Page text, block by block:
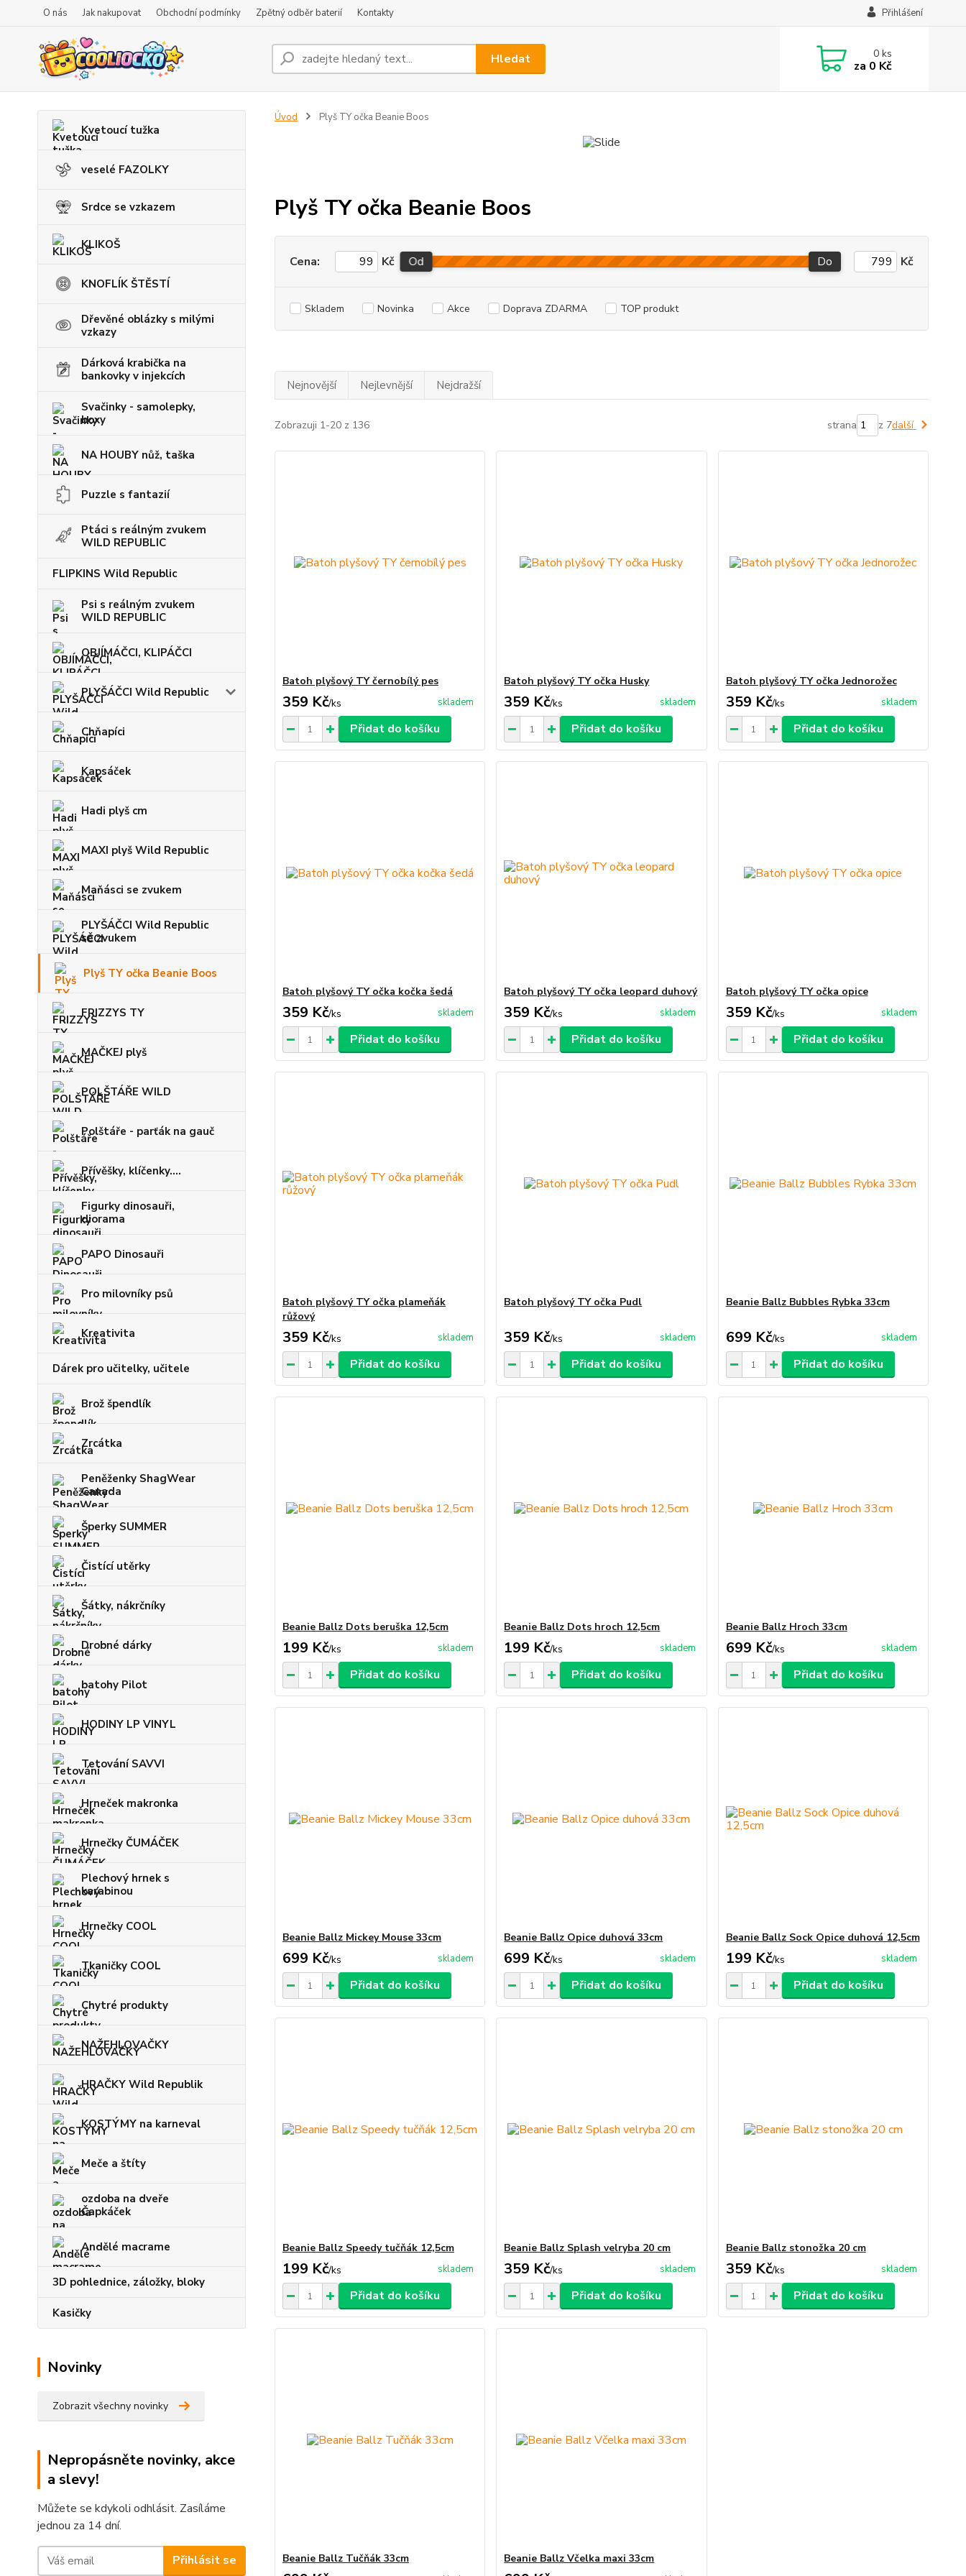
O nás Jak nakupovat Obchodní podmínky Zpětný odběr baterií Kontakty Přihlášení
Hledat 0ks
za 0 Kč
Kvetoucí tužka
veselé FAZOLKY
Srdce se vzkazem
KLIKOŠ
KNOFLÍK ŠTĚSTÍ
Dřevěné oblázky s milými
vzkazy
Dárková krabička na
bankovky v injekcích
Svačinky - samolepky,
boxy
NA HOUBY nůž, taška
Puzzle s fantazií
Ptáci s reálným zvukem
WILD REPUBLIC
FLIPKINS Wild Republic
Psi s reálným zvukem
WILD REPUBLIC
OBJÍMÁČCI, KLIPÁČCI
PLYŠÁČCI Wild Republic
Chňapíci
Kapsáček
Hadi plyš cm
MAXI plyš Wild Republic
Maňásci se zvukem
PLYŠÁČCI Wild Republic
se zvukem
Plyš TY očka Beanie Boos
FRIZZYS TY
MAČKEJ plyš
POLŠTÁŘE WILD
Polštáře - parťák na gauč
Přívěšky, klíčenky....
Figurky dinosauři,
diorama
PAPO Dinosauři
Pro milovníky psů
Kreativita
Dárek pro učitelky, učitele
Brož špendlík
Zrcátka
Peněženky ShagWear
Canada
Šperky SUMMER
Čistící utěrky
Šátky, nákrčníky
Drobné dárky
batohy Pilot
HODINY LP VINYL
Tetování SAVVI
Hrneček makronka
Hrnečky ČUMÁČEK
Plechový hrnek s
karabinou
Hrnečky COOL
Tkaničky COOL
Chytré produkty
NAŽEHLOVAČKY
HRAČKY Wild Republik
KOSTÝMY na karneval
Meče a štíty
ozdoba na dveře
Čapkáček
Andělé macrame
3D pohlednice, záložky, bloky
Kasičky
Novinky
Zobrazit všechny novinky
Nepropásněte novinky, akce
a slevy!
Můžete se kdykoli odhlásit. Zasíláme
jednou za 14 dní.
Přihlásit se
Úvod Plyš TY očka Beanie Boos
Plyš TY očka Beanie Boos
Cena: Kč Od Do Kč
Skladem Novinka Akce Doprava ZDARMA TOP produkt
Nejnovější Nejlevnější Nejdražší
Zobrazuji 1-20 z 136 strana z 7další
Batoh plyšový TY černobílý pes
359 Kč/ks skladem
Přidat do košíku
Batoh plyšový TY očka Husky
359 Kč/ks skladem
Přidat do košíku
Batoh plyšový TY očka Jednorožec
359 Kč/ks skladem
Přidat do košíku
Batoh plyšový TY očka kočka šedá
359 Kč/ks skladem
Přidat do košíku
Batoh plyšový TY očka leopard duhový
359 Kč/ks skladem
Přidat do košíku
Batoh plyšový TY očka opice
359 Kč/ks skladem
Přidat do košíku
Batoh plyšový TY očka plameňák
růžový
359 Kč/ks skladem
Přidat do košíku
Batoh plyšový TY očka Pudl
359 Kč/ks skladem
Přidat do košíku
Beanie Ballz Bubbles Rybka 33cm
699 Kč/ks skladem
Přidat do košíku
Beanie Ballz Dots beruška 12,5cm
199 Kč/ks skladem
Přidat do košíku
Beanie Ballz Dots hroch 12,5cm
199 Kč/ks skladem
Přidat do košíku
Beanie Ballz Hroch 33cm
699 Kč/ks skladem
Přidat do košíku
Beanie Ballz Mickey Mouse 33cm
699 Kč/ks skladem
Přidat do košíku
Beanie Ballz Opice duhová 33cm
699 Kč/ks skladem
Přidat do košíku
Beanie Ballz Sock Opice duhová 12,5cm
199 Kč/ks skladem
Přidat do košíku
Beanie Ballz Speedy tučňák 12,5cm
199 Kč/ks skladem
Přidat do košíku
Beanie Ballz Splash velryba 20 cm
359 Kč/ks skladem
Přidat do košíku
Beanie Ballz stonožka 20 cm
359 Kč/ks skladem
Přidat do košíku
Beanie Ballz Tučňák 33cm Beanie Ballz Včelka maxi 33cm